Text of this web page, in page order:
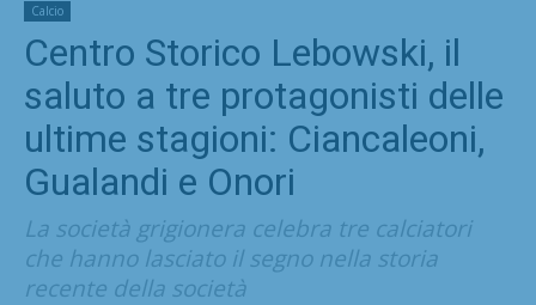
Calcio
Centro Storico Lebowski, il
saluto a tre protagonisti delle
ultime stagioni: Ciancaleoni,
Gualandi e Onori
La società grigionera celebra tre calciatori
che hanno lasciato il segno nella storia
recente della società